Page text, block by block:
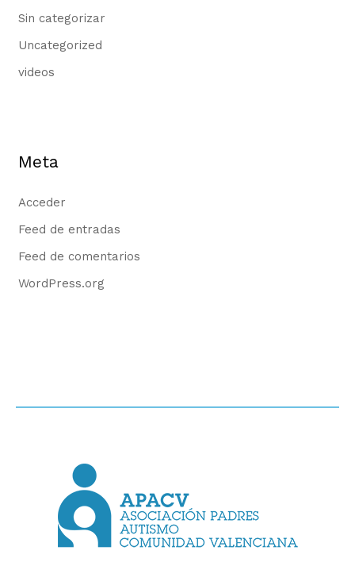
Sin categorizar
Uncategorized
videos
Meta
Acceder
Feed de entradas
Feed de comentarios
WordPress.org